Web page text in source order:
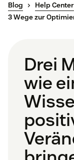
Blog Help Center
3 Wege zur
Drei
wie